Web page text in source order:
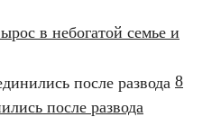
в небогатой семье и
8
после развода